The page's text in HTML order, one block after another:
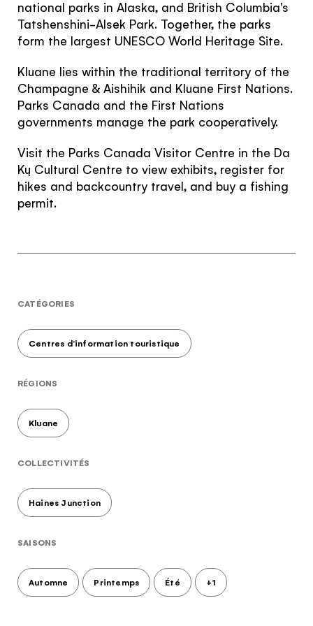
voyageur du
Yukon
Vous vous connaissez. Nous
connaissons le Yukon. Travaillons
ensemble.
donnera les renseignements personnalisés qu’il
vous faut pour rendre votre voyage des plus
plaisants!
national parks in Alaska, and British Columbia's
Tatshenshini-Alsek Park. Together, the parks
form the largest UNESCO World Heritage Site.
Kluane lies within the traditional territory of the
Champagne & Aishihik and Kluane First Nations.
Parks Canada and the First Nations
governments manage the park cooperatively.
Visit the Parks Canada Visitor Centre in the Da
Kų Cultural Centre to view exhibits, register for
hikes and backcountry travel, and buy a fishing
permit.
CATÉGORIES
Centres d’information touristique
RÉGIONS
Kluane
COLLECTIVITÉS
Haines Junction
SAISONS
Automne Printemps Été +1